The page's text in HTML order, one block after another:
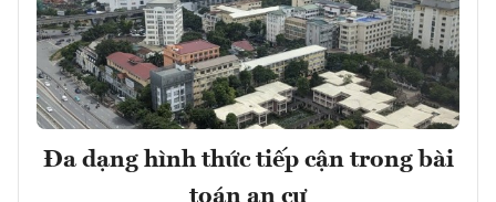
Đa dạng hình thức tiếp cận trong bài
toán an cư